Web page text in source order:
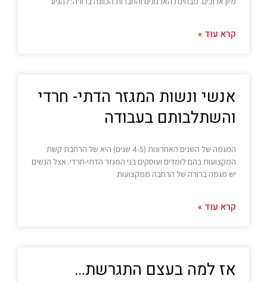
קרא עוד »
אנשי ונשות המגזר הדתי- חרדי
והשתלבותם בעבודה
המגמה של השנים האחרונות (4-5 שנים) היא של הרחבת קשת
המקצועות בהם לומדים ועוסקים בני המגזר הדתי-חרדי. אצל הנשים
יש מגמה ברורה של הרחבה ממקצועות
קרא עוד »
אז למה בעצם התגרשת…